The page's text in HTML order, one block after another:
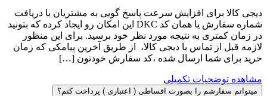
دیجی کالا برای افزایش سرعت پاسخ گویی به مشتریان با دریافت
شماره سفارش یا همان کد DKC این امکان رو ایجاد کرده که بتونید
در زمان کمتری به نتیجه مورد نظر خود برسید. برای این منظور
لازمه قبل از تماس با دیجی کالا، از طریق آخرین پیامکی که زمان
خرید برای شما ارسال شده ،کد سفارش خودتون […]
مشاهده توضحیات تکمیلی
میتوانم سفارشم را بصورت اقساطی ( اعتباری ) پرداخت کنم؟